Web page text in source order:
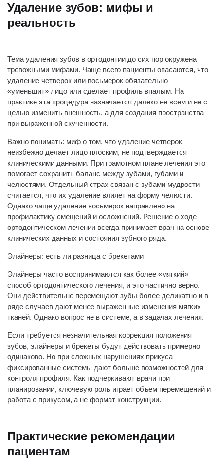
Удаление зубов: мифы и
реальность
Тема удаления зубов в ортодонтии до сих пор окружена
тревожными мифами. Чаще всего пациенты опасаются, что
удаление четверок или восьмерок обязательно
«уменьшит» лицо или сделает профиль впалым. На
практике эта процедура назначается далеко не всем и не с
целью изменить внешность, а для создания пространства
при выраженной скученности.
Важно понимать: миф о том, что удаление четверок
неизбежно делает лицо плоским, не подтверждается
клиническими данными. При грамотном плане лечения это
помогает сохранить баланс между зубами, губами и
челюстями. Отдельный страх связан с зубами мудрости —
считается, что их удаление влияет на форму челюсти.
Однако чаще удаление восьмерок направлено на
профилактику смещений и осложнений. Решение о ходе
ортодонтическом лечении всегда принимает врач на основе
клинических данных и состояния зубного ряда.
​​Элайнеры: есть ли разница с брекетами
Элайнеры часто воспринимаются как более «мягкий»
способ ортодонтического лечения, и это частично верно.
Они действительно перемещают зубы более деликатно и в
ряде случаев дают менее выраженные изменения мягких
тканей. Однако вопрос не в системе, а в задачах лечения.
Если требуется незначительная коррекция положения
зубов, элайнеры и брекеты будут действовать примерно
одинаково. Но при сложных нарушениях прикуса
фиксированные системы дают больше возможностей для
контроля профиля. Как подчеркивают врачи при
планировании, ключевую роль играет объем перемещений и
работа с прикусом, а не формат конструкции.
Практические рекомендации
пациентам